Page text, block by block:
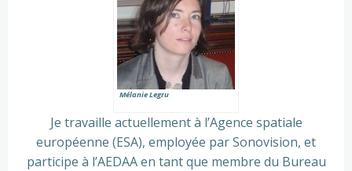
Mélanie Legru
Je travaille actuellement à l’Agence spatiale
européenne (ESA), employée par Sonovision, et
participe à l’AEDAA en tant que membre du Bureau